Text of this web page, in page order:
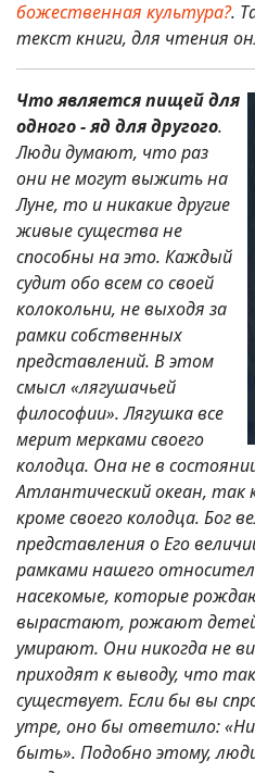
божественная культура?.
текст книги, для чтения
Что является пищей для
одного - яд для другого.
Люди думают, что раз
они не могут выжить на
Луне, то и никакие другие
живые существа не
способны на это. Каждый
судит обо всем со своей
колокольни, не выходя за
рамки собственных
представлений. В этом
смысл «лягушачьей
философии». Лягушка все
мерит мерками своего
колодца. Она не в
Атлантический океан, так
кроме своего колодца. Бог
представления о Его
рамками нашего
насекомые, которые
вырастают, рожают
умирают. Они никогда не
приходят к выводу, что
существует. Если бы вы
утре, оно бы ответило:
быть». Подобно этому,